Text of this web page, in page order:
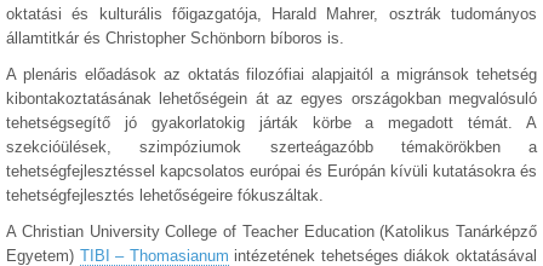
oktatási és kulturális főigazgatója, Harald Mahrer, osztrák tudományos
államtitkár és Christopher Schönborn bíboros is.
A plenáris előadások az oktatás filozófiai alapjaitól a migránsok tehetség
kibontakoztatásának lehetőségein át az egyes országokban megvalósuló
tehetségsegítő jó gyakorlatokig járták körbe a megadott témát. A
szekcióülések, szimpóziumok szerteágazóbb témakörökben a
tehetségfejlesztéssel kapcsolatos európai és Európán kívüli kutatásokra és
tehetségfejlesztés lehetőségeire fókuszáltak.
A Christian University College of Teacher Education (Katolikus Tanárképző
Egyetem) TIBI – Thomasianum intézetének tehetséges diákok oktatásával